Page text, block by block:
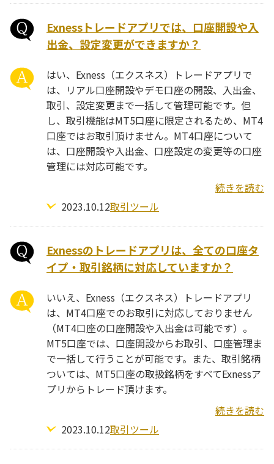
Exnessトレードアプリでは、口座開設や入
出金、設定変更ができますか？
はい、Exness（エクスネス）トレードアプリで
は、リアル口座開設やデモ口座の開設、入出金、
取引、設定変更まで一括して管理可能です。但
し、取引機能はMT5口座に限定されるため、MT4
口座ではお取引頂けません。MT4口座について
は、口座開設や入出金、口座設定の変更等の口座
管理には対応可能です。
続きを読む
2023.10.12取引ツール
Exnessのトレードアプリは、全ての口座タ
イプ・取引銘柄に対応していますか？
いいえ、Exness（エクスネス）トレードアプリ
は、MT4口座でのお取引に対応しておりません
（MT4口座の口座開設や入出金は可能です）。
MT5口座では、口座開設からお取引、口座管理ま
で一括して行うことが可能です。また、取引銘柄
ついては、MT5口座の取扱銘柄をすべてExnessア
プリからトレード頂けます。
続きを読む
2023.10.12取引ツール